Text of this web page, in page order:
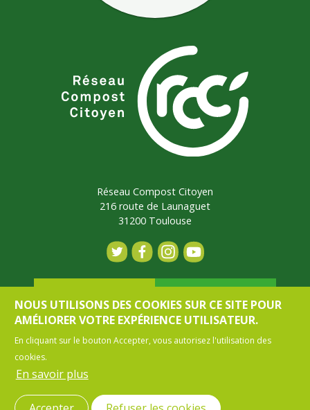
Réseau Compost Citoyen
216 route de Launaguet
31200 Toulouse
Contact Adhérer
Mon espace
MENU PIED DE PAGE
CONTACT
NOUS UTILISONS DES COOKIES SUR CE SITE POUR
AMÉLIORER VOTRE EXPÉRIENCE UTILISATEUR.
En cliquant sur le bouton Accepter, vous autorisez l'utilisation des
cookies.
En savoir plus